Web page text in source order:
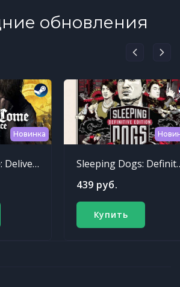
обновления
Новинка
Kingdom Come: Deliverance
Sleeping
439 руб.
Купить